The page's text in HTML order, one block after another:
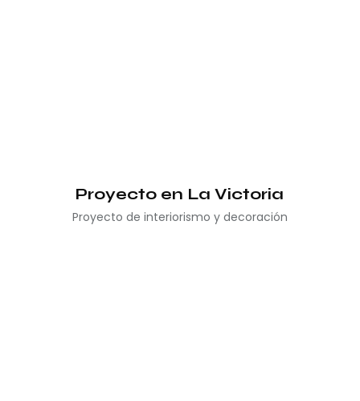
Proyecto en La Victoria
Proyecto de interiorismo y decoración